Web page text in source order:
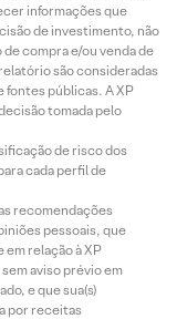
informações que
de investimento, não
compra e/ou venda de
são consideradas
fontes públicas. A XP
tomada pelo
de risco dos
cada perfil de
recomendações
pessoais, que
relação à XP
aviso prévio em
e que sua(s)
por receitas